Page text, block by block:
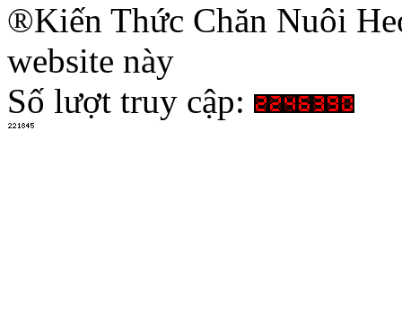
®Kiến Thức Chăn Nuôi
website này
Số lượt truy cập: